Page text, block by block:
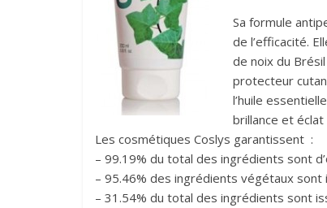
Sa formule
de l’efficacité.
de noix du
protecteur
l’huile
brillance et éclat
Les cosmétiques Coslys garantissent :
– 99.19% du total des ingrédients sont
– 95.46% des ingrédients végétaux sont
– 31.54% du total des ingrédients sont